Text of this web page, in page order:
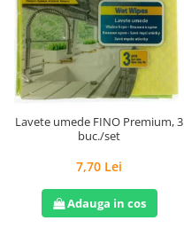
Lavete umede FINO Premium, 3
buc./set
7,70 Lei
Adauga in cos